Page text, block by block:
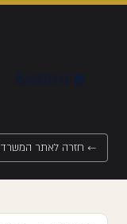
← חזרה לאתר המשרד